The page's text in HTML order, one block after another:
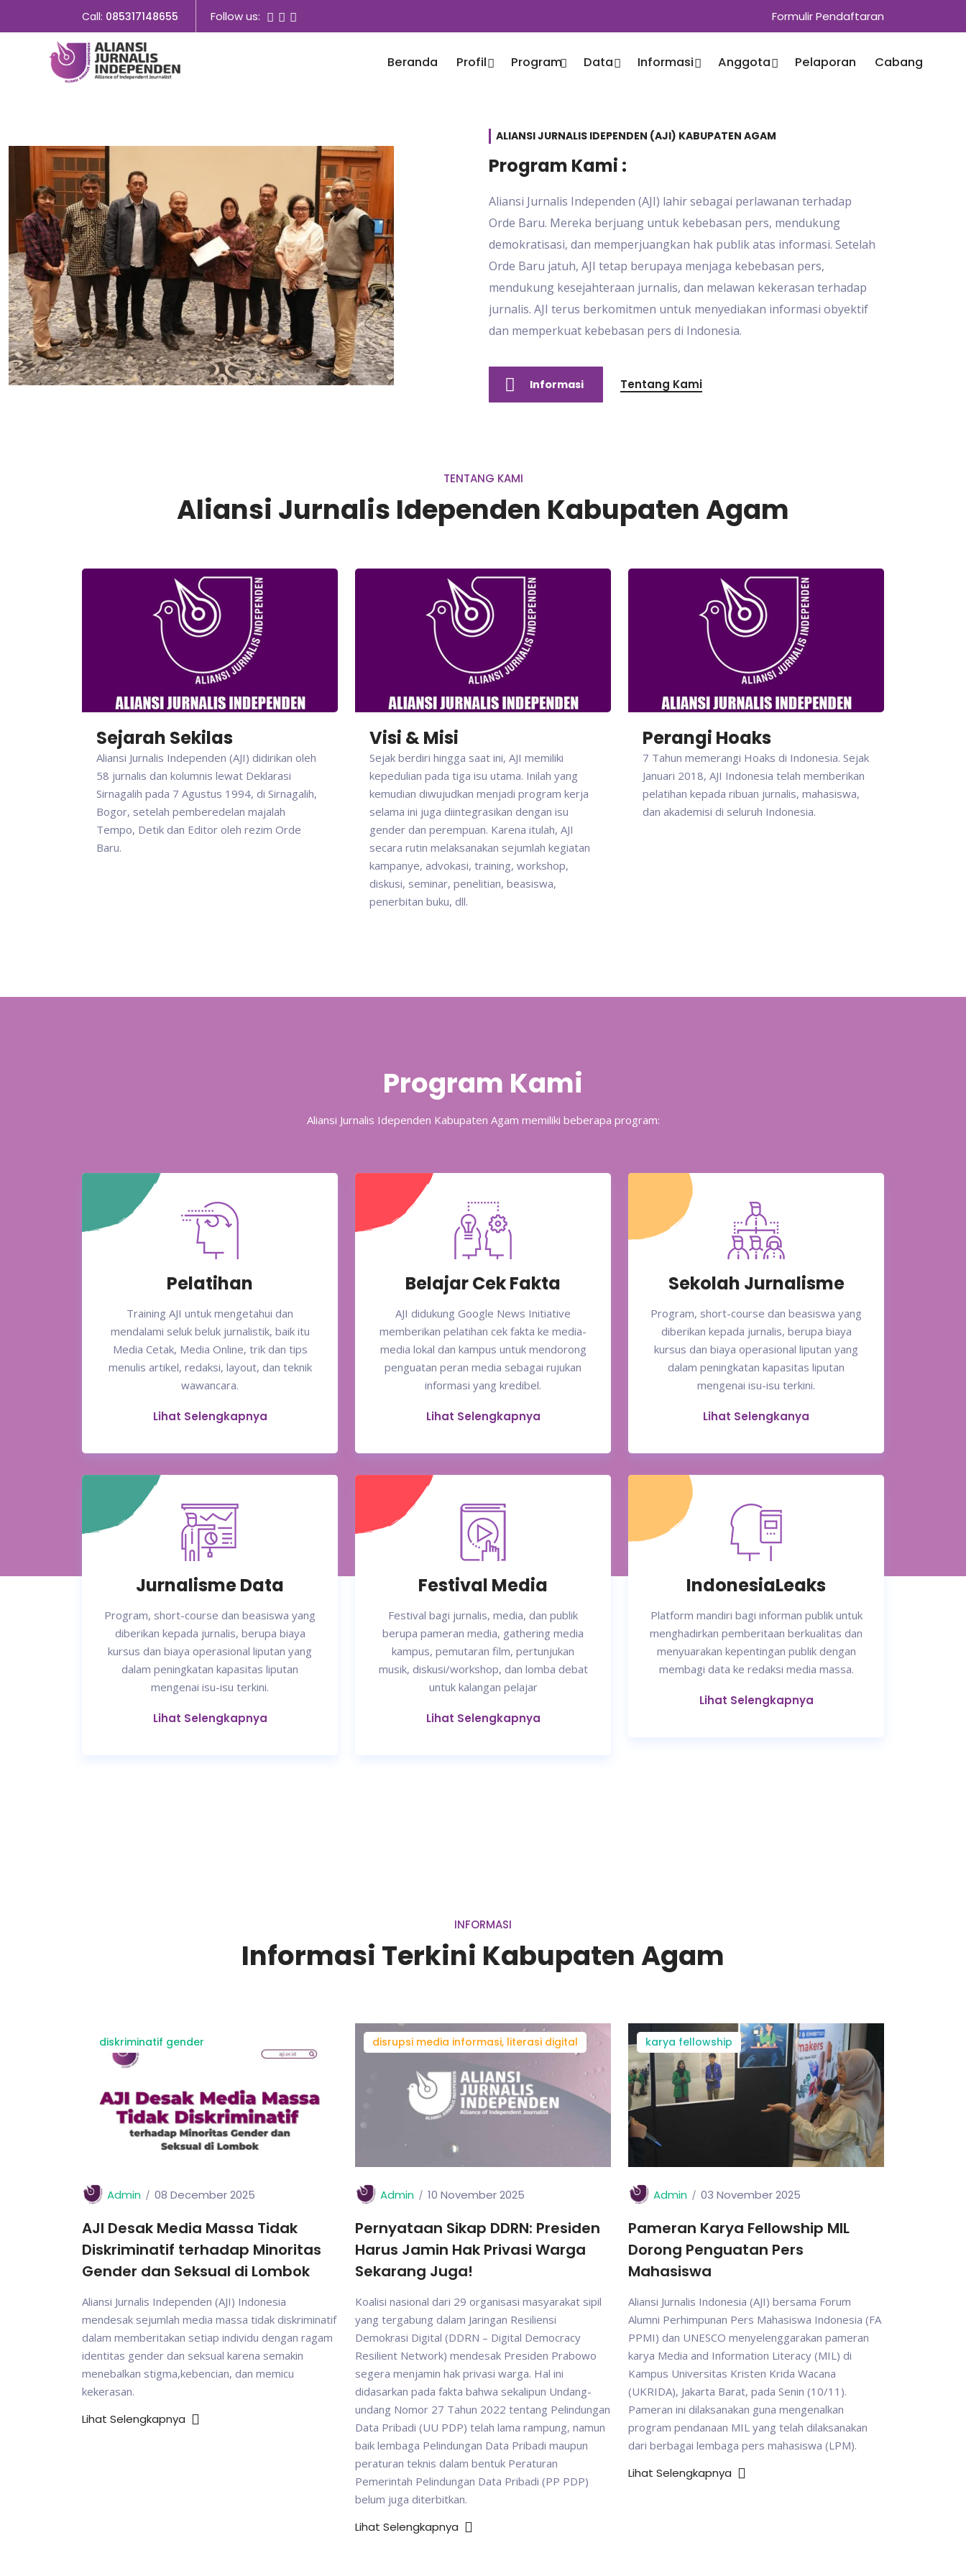
Call: 085317148655 Follow us: Formulir Pendaftaran
Beranda Profil Program Data Informasi Anggota Pelaporan Cabang
ALIANSI JURNALIS IDEPENDEN (AJI) KABUPATEN AGAM
Program Kami :
Aliansi Jurnalis Independen (AJI) lahir sebagai perlawanan terhadap
Orde Baru. Mereka berjuang untuk kebebasan pers, mendukung
demokratisasi, dan memperjuangkan hak publik atas informasi. Setelah
Orde Baru jatuh, AJI tetap berupaya menjaga kebebasan pers,
mendukung kesejahteraan jurnalis, dan melawan kekerasan terhadap
jurnalis. AJI terus berkomitmen untuk menyediakan informasi obyektif
dan memperkuat kebebasan pers di Indonesia.
Informasi Tentang Kami
TENTANG KAMI
Aliansi Jurnalis Idependen Kabupaten Agam
Sejarah Sekilas
Aliansi Jurnalis Independen (AJI) didirikan oleh
58 jurnalis dan kolumnis lewat Deklarasi
Sirnagalih pada 7 Agustus 1994, di Sirnagalih,
Bogor, setelah pemberedelan majalah
Tempo, Detik dan Editor oleh rezim Orde
Baru.
Visi & Misi
Sejak berdiri hingga saat ini, AJI memiliki
kepedulian pada tiga isu utama. Inilah yang
kemudian diwujudkan menjadi program kerja
selama ini juga diintegrasikan dengan isu
gender dan perempuan. Karena itulah, AJI
secara rutin melaksanakan sejumlah kegiatan
kampanye, advokasi, training, workshop,
diskusi, seminar, penelitian, beasiswa,
penerbitan buku, dll.
Perangi Hoaks
7 Tahun memerangi Hoaks di Indonesia. Sejak
Januari 2018, AJI Indonesia telah memberikan
pelatihan kepada ribuan jurnalis, mahasiswa,
dan akademisi di seluruh Indonesia.
Program Kami
Aliansi Jurnalis Idependen Kabupaten Agam memiliki beberapa program:
Pelatihan
Training AJI untuk mengetahui dan
mendalami seluk beluk jurnalistik, baik itu
Media Cetak, Media Online, trik dan tips
menulis artikel, redaksi, layout, dan teknik
wawancara.
Lihat Selengkapnya
Belajar Cek Fakta
AJI didukung Google News Initiative
memberikan pelatihan cek fakta ke media-
media lokal dan kampus untuk mendorong
penguatan peran media sebagai rujukan
informasi yang kredibel.
Lihat Selengkapnya
Sekolah Jurnalisme
Program, short-course dan beasiswa yang
diberikan kepada jurnalis, berupa biaya
kursus dan biaya operasional liputan yang
dalam peningkatan kapasitas liputan
mengenai isu-isu terkini.
Lihat Selengkanya
Jurnalisme Data
Program, short-course dan beasiswa yang
diberikan kepada jurnalis, berupa biaya
kursus dan biaya operasional liputan yang
dalam peningkatan kapasitas liputan
mengenai isu-isu terkini.
Lihat Selengkapnya
Festival Media
Festival bagi jurnalis, media, dan publik
berupa pameran media, gathering media
kampus, pemutaran film, pertunjukan
musik, diskusi/workshop, dan lomba debat
untuk kalangan pelajar
Lihat Selengkapnya
IndonesiaLeaks
Platform mandiri bagi informan publik untuk
menghadirkan pemberitaan berkualitas dan
menyuarakan kepentingan publik dengan
membagi data ke redaksi media massa.
Lihat Selengkapnya
INFORMASI
Informasi Terkini Kabupaten Agam
diskriminatif gender
Admin 08 December 2025
AJI Desak Media Massa Tidak
Diskriminatif terhadap Minoritas
Gender dan Seksual di Lombok
Aliansi Jurnalis Independen (AJI) Indonesia
mendesak sejumlah media massa tidak diskriminatif
dalam memberitakan setiap individu dengan ragam
identitas gender dan seksual karena semakin
menebalkan stigma,kebencian, dan memicu
kekerasan.
Lihat Selengkapnya
disrupsi media informasi, literasi digital
Admin 10 November 2025
Pernyataan Sikap DDRN: Presiden
Harus Jamin Hak Privasi Warga
Sekarang Juga!
Koalisi nasional dari 29 organisasi masyarakat sipil
yang tergabung dalam Jaringan Resiliensi
Demokrasi Digital (DDRN – Digital Democracy
Resilient Network) mendesak Presiden Prabowo
segera menjamin hak privasi warga. Hal ini
didasarkan pada fakta bahwa sekalipun Undang-
undang Nomor 27 Tahun 2022 tentang Pelindungan
Data Pribadi (UU PDP) telah lama rampung, namun
baik lembaga Pelindungan Data Pribadi maupun
peraturan teknis dalam bentuk Peraturan
Pemerintah Pelindungan Data Pribadi (PP PDP)
belum juga diterbitkan.
Lihat Selengkapnya
karya fellowship
Admin 03 November 2025
Pameran Karya Fellowship MIL
Dorong Penguatan Pers
Mahasiswa
Aliansi Jurnalis Indonesia (AJI) bersama Forum
Alumni Perhimpunan Pers Mahasiswa Indonesia (FA
PPMI) dan UNESCO menyelenggarakan pameran
karya Media and Information Literacy (MIL) di
Kampus Universitas Kristen Krida Wacana
(UKRIDA), Jakarta Barat, pada Senin (10/11).
Pameran ini dilaksanakan guna mengenalkan
program pendanaan MIL yang telah dilaksanakan
dari berbagai lembaga pers mahasiswa (LPM).
Lihat Selengkapnya